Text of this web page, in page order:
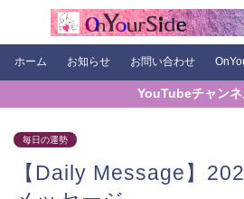
ホーム お知らせ お問い合わせ
YouTubeチャン
毎日の運勢
【Daily Message】